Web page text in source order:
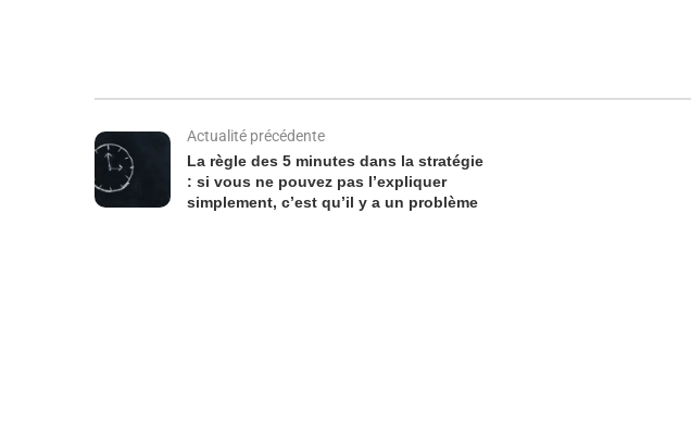
Actualité précédente
La règle des 5 minutes dans la stratégie
: si vous ne pouvez pas l’expliquer
simplement, c’est qu’il y a un problème